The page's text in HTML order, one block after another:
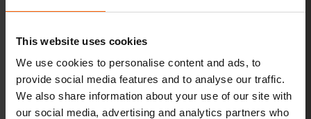
This website uses cookies
We use cookies to personalise content and ads, to
provide social media features and to analyse our traffic.
We also share information about your use of our site with
our social media, advertising and analytics partners who
プランを見る
数値はすべて目安です。実際の使用量は端末やアプリの設定、使い方
によって異なります。